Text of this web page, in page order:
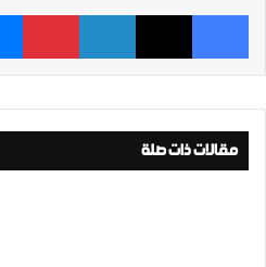
فيسبوك ‫X لينكدإن بينتيريست
مقالات ذات صلة